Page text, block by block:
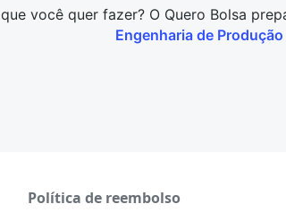
você quer fazer? O Quero Bolsa
Engenharia de Produção
Política de reembolso